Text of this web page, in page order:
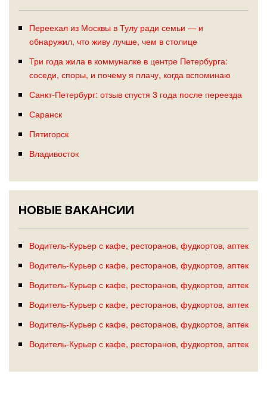
Переехал из Москвы в Тулу ради семьи — и
обнаружил, что живу лучше, чем в столице
Три года жила в коммуналке в центре Петербурга:
соседи, споры, и почему я плачу, когда вспоминаю
Санкт-Петербург: отзыв спустя 3 года после переезда
Саранск
Пятигорск
Владивосток
НОВЫЕ ВАКАНСИИ
Водитель-Курьер с кафе, ресторанов, фудкортов, аптек
Водитель-Курьер с кафе, ресторанов, фудкортов, аптек
Водитель-Курьер с кафе, ресторанов, фудкортов, аптек
Водитель-Курьер с кафе, ресторанов, фудкортов, аптек
Водитель-Курьер с кафе, ресторанов, фудкортов, аптек
Водитель-Курьер с кафе, ресторанов, фудкортов, аптек